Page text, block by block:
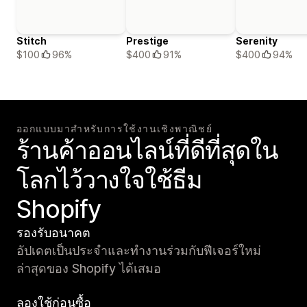
Stitch
$100
96%
Prestige
$400
91%
Serenity
$400
94%
ออกแบบมาสำหรับการใช้งานเชิงพาณิชย์
ร้านค้าออนไลน์ที่ดีที่สุดใน
โลกไว้วางใจใช้ธีม
Shopify
รองรับอนาคต
อัปเดตเป็นประจำและทำงานร่วมกับฟีเจอร์ใหม่
ล่าสุดของ Shopify ได้เสมอ
ลองใช้ก่อนซื้อ